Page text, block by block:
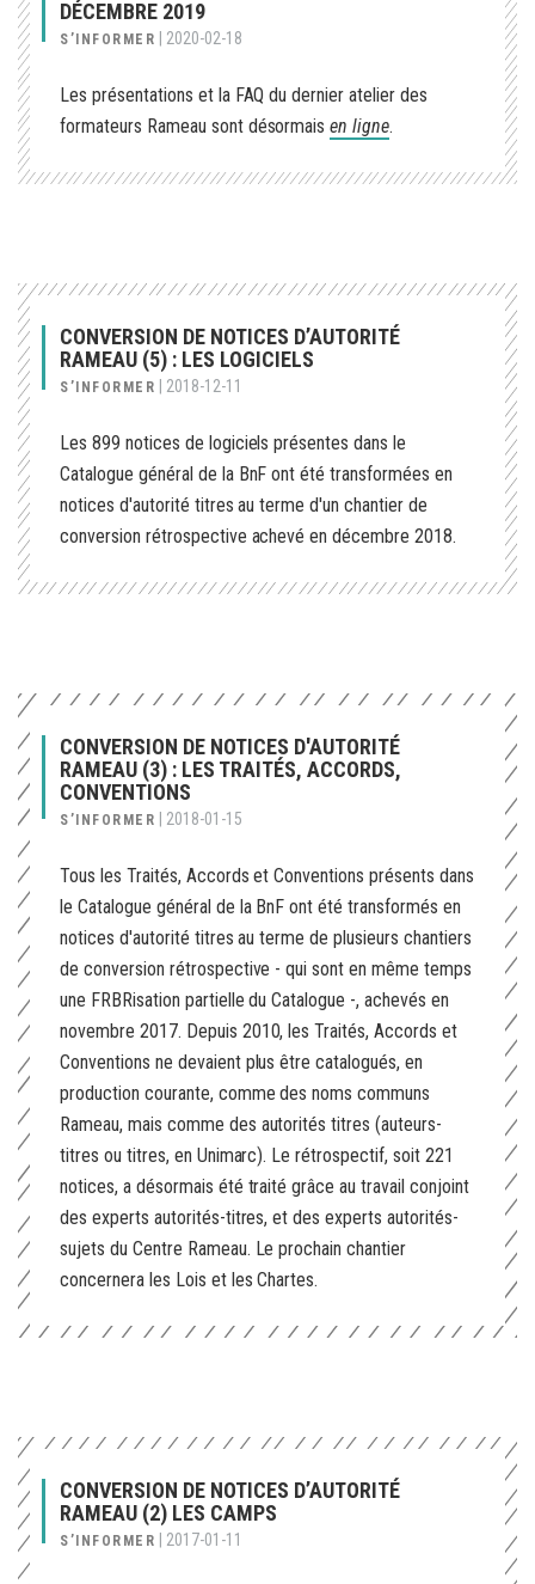
DÉCEMBRE 2019
S’INFORMER 2020-02-18
Les présentations et la FAQ du dernier atelier des
formateurs Rameau sont désormaisen ligne.
CONVERSION DE NOTICES D’AUTORITÉ
RAMEAU (5) : LES LOGICIELS
S’INFORMER 2018-12-11
Les 899 notices de logiciels présentes dans le
Catalogue général de la BnF ont été transformées en
notices d'autorité titres au terme d'un chantier de
conversion rétrospective achevé en décembre 2018.
CONVERSION DE NOTICES D'AUTORITÉ
RAMEAU (3) : LES TRAITÉS, ACCORDS,
CONVENTIONS
S’INFORMER 2018-01-15
Tous les Traités, Accords et Conventions présents dans
le Catalogue général de la BnF ont été transformés en
notices d'autorité titres au terme de plusieurs chantiers
de conversion rétrospective - qui sont en même temps
une FRBRisation partielle du Catalogue -, achevés en
novembre 2017. Depuis 2010, les Traités, Accords et
Conventions ne devaient plus être catalogués, en
production courante, comme des noms communs
Rameau, mais comme des autorités titres (auteurs-
titres ou titres, en Unimarc). Le rétrospectif, soit 221
notices, a désormais été traité grâce au travail conjoint
des experts autorités-titres, et des experts autorités-
sujets du Centre Rameau. Le prochain chantier
concernera les Lois et les Chartes.
CONVERSION DE NOTICES D’AUTORITÉ
RAMEAU (2) LES CAMPS
S’INFORMER 2017-01-11